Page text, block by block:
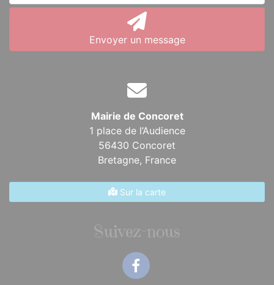
Envoyer un message
Mairie de Concoret
1 place de l’Audience
56430 Concoret
Bretagne, France
Sur la carte
Suivez-nous